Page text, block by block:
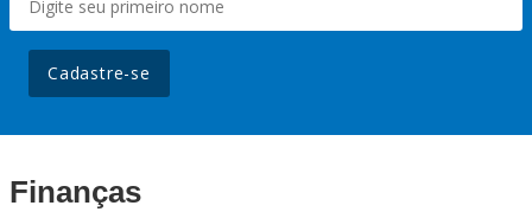
Cadastre-se
Finanças